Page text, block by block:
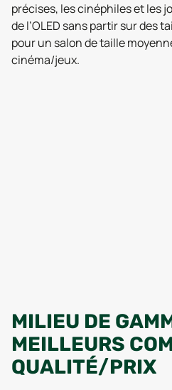
précises, les cinéphiles et les
de l’OLED sans partir sur des
pour un salon de taille
cinéma/jeux.
MILIEU DE
MEILLEURS
QUALITÉ/PRIX